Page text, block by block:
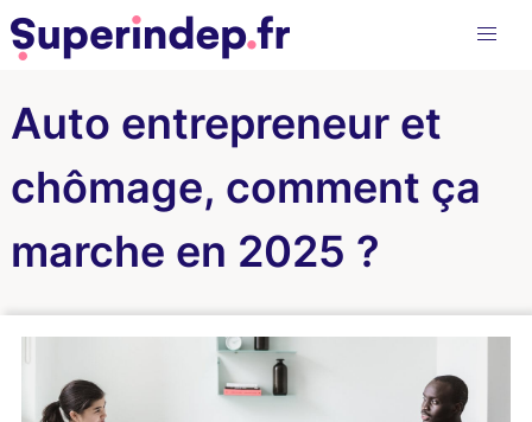
Auto entrepreneur et
chômage, comment ça
marche en 2025 ?